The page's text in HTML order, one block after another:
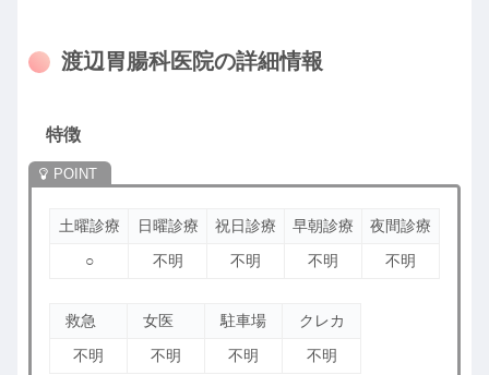
渡辺胃腸科医院の詳細情報
特徴
土曜診療 日曜診療 祝日診療 早朝診療
夜間診療
○
不明 不明 不明 不明
救急 女医 駐車場
クレカ
不明
不明 不明 不明